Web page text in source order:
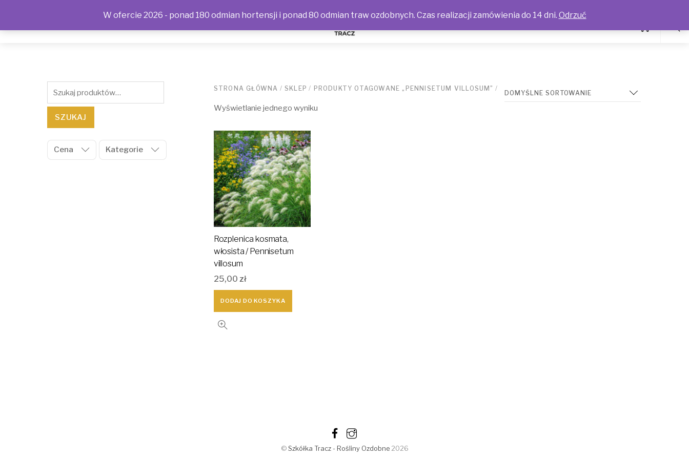
STRONA GŁÓWNA /SKLEP / PRODUKTY OTAGOWANE „PENNISETUM VILLOSUM” /
Wyświetlanie jednego wyniku
Rozplenica kosmata,
włosista / Pennisetum
villosum
25,00 zł
DODAJ DO KOSZYKA
Szukaj:
SZUKAJ
Cena Kategorie
© Szkółka Tracz - Rośliny Ozdobne2026
W ofercie 2026 - ponad 180 odmian hortensji i ponad 80 odmian traw ozdobnych. Czas realizacji zamówienia do 14 dni. Odrzuć